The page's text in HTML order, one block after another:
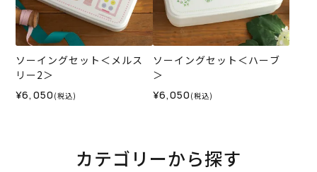
ソーイングセット＜メルス
リー2＞
¥6,050 (税込)
ソーイングセット＜ハーブ
＞
¥6,050 (税込)
カテゴリーから探す